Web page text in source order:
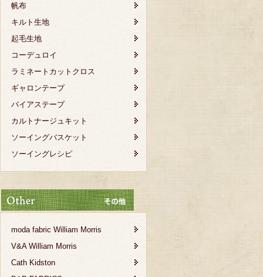
帆布
キルト生地
起毛生地
コーデュロイ
ラミネートカットクロス
ギャロンテープ
バイアステープ
カルトナージュキット
ソーイングバスケット
ソーイングレシピ
moda fabric William Morris
V&A William Morris
Cath Kidston